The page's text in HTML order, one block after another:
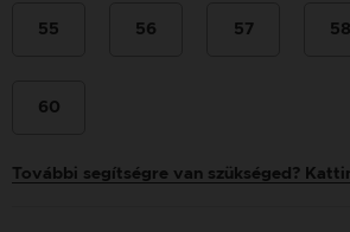
55 56 57 58
60
További segítségre van szükséged?